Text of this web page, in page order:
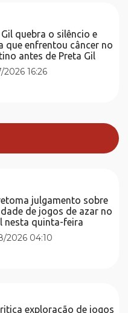
quebra o silêncio e
que enfrentou câncer no
antes de Preta Gil
2026 16:26
julgamento sobre
de jogos de azar no
nesta quinta-feira
2026 04:10
exploração de jogos